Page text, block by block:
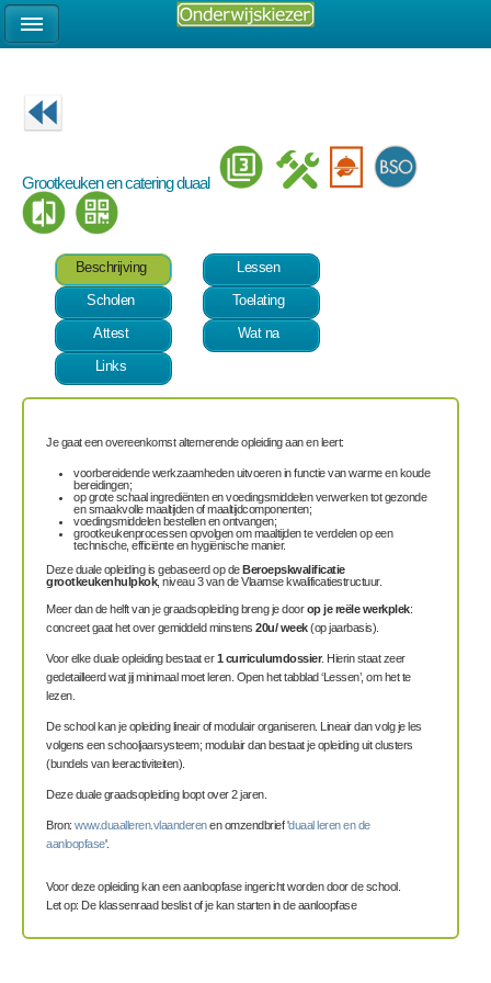
Grootkeuken en catering duaal
Beschrijving
Lessen
Scholen
Toelating
Attest
Wat na
Links
Je gaat een overeenkomst alternerende opleiding aan en leert:
voorbereidende werkzaamheden uitvoeren in functie van warme en koude
bereidingen;
op grote schaal ingrediënten en voedingsmiddelen verwerken tot gezonde
en smaakvolle maaltijden of maaltijdcomponenten;
voedingsmiddelen bestellen en ontvangen;
grootkeukenprocessen opvolgen om maaltijden te verdelen op een
technische, efficiënte en hygiënische manier.
Deze duale opleiding is gebaseerd op deBeroepskwalificatie
grootkeukenhulpkok, niveau 3 van de Vlaamse kwalificatiestructuur.
Meer dan de helft van je graadsopleiding breng je doorop je reële werkplek:
concreet gaat het over gemiddeld minstens 20u/ week(op jaarbasis).
Voor elke duale opleiding bestaat er1 curriculumdossier. Hierin staat zeer
gedetailleerd wat jij minimaal moet leren. Open het tabblad ‘Lessen’, om het te
lezen.
De school kan je opleiding lineair of modulair organiseren. Lineair dan volg je les
volgens een schooljaarsysteem; modulair dan bestaat je opleiding uit clusters
(bundels van leeractiviteiten).
Deze duale graadsopleiding loopt over 2 jaren.
Bron: www.duaalleren.vlaanderenen omzendbrief 'duaal leren en de
aanloopfase'.
Voor deze opleiding kan een aanloopfase ingericht worden door de school.
Let op: De klassenraad beslist of je kan starten in de aanloopfase